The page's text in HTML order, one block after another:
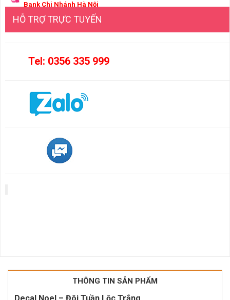
Bank Chi Nhánh Hà Nội
HỖ TRỢ TRỰC TUYẾN
Tel: 0356 335 999
THÔNG TIN SẢN PHẨM